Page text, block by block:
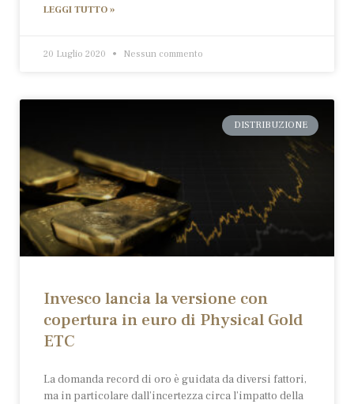
LEGGI TUTTO »
20 Luglio 2020 Nessun commento
DISTRIBUZIONE
Invesco lancia la versione con
copertura in euro di Physical Gold
ETC
La domanda record di oro è guidata da diversi fattori,
ma in particolare dall’incertezza circa l’impatto della